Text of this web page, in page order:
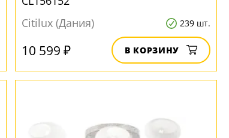
Citilux (Дания)
239 шт.
10 599 ₽ В КОРЗИНУ